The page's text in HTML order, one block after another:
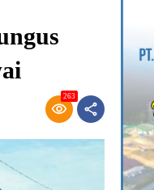
263